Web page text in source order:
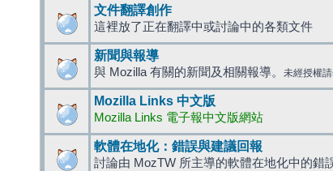
文件翻譯創作
這裡放了正在翻譯中或討論中的各類文件
新聞與報導
與 Mozilla 有關的新聞及相關報導。 未經授權
Mozilla Links 中文版
Mozilla Links 電子報中文版網站
軟體在地化：錯誤與建議回報
討論由 MozTW 所主導的軟體在地化中的錯